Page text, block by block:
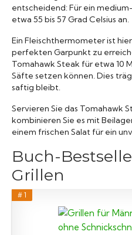
entscheidend: Für ein
etwa 55 bis 57 Grad Celsius an.
Ein Fleischthermometer ist
perfekten Garpunkt zu
Tomahawk Steak für etwa 10
Säfte setzen können. Dies
saftig bleibt.
Servieren Sie das Tomahawk
kombinieren Sie es mit
einem frischen Salat für ein
Buch-
Grillen
# 1